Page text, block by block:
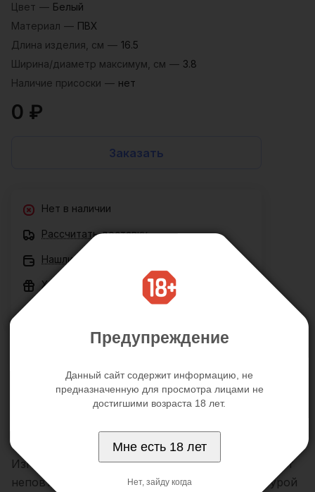
Цвет — Белый
Материал — ПВХ
Длина изделия, см — 16.5
Ширина/диаметр максимум, см — 3.8
Наличие присоски — нет
0 ₽
Заказать
Нет в наличии
Рассчитать доставку
Нашли дешевле?
Хочу в подарок
Цена действительна только для интернет-магазина и
Отзывы
Изготовлен из прозрачного материала, обладает
неповторимой гибкостью и приятной структурой
Предупреждение
Данный сайт содержит информацию, не
предназначенную для просмотра лицами не
достигшими возраста 18 лет.
Мне есть 18 лет
Нет, зайду когда